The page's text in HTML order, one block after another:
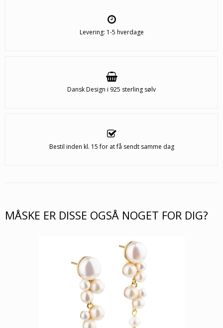
Levering: 1-5 hverdage
Dansk Design i 925 sterling sølv
Bestil inden kl. 15 for at få sendt samme dag
MÅSKE ER DISSE OGSÅ NOGET FOR DIG?